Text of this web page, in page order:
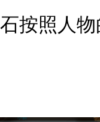
按照人